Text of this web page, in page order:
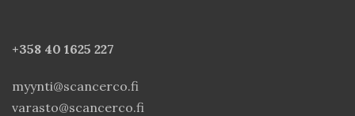
+358 40 1625 227
myynti@scancerco.fi
varasto@scancerco.fi